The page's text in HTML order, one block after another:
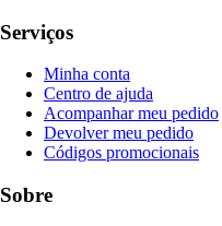
Serviços
Minha conta
Centro de ajuda
Acompanhar meu pedido
Devolver meu pedido
Códigos promocionais
Sobre